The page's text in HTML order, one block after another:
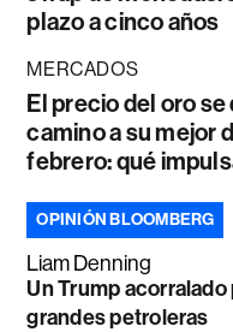
plazo a cinco años
MERCADOS
El precio del oro se
camino a su mejor
febrero: qué
OPINIÓN BLOOMBERG
Liam Denning
Un Trump
grandes petroleras